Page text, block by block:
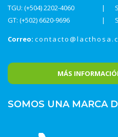
TGU: (+504) 2202-4060
GT: (+502) 6620-9696
Correo:
MÁS
SOMOS UNA MARCA